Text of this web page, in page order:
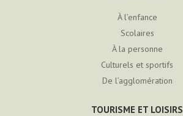
À l’enfance
Scolaires
À la personne
Culturels et sportifs
De l’agglomération
TOURISME ET LOISIRS